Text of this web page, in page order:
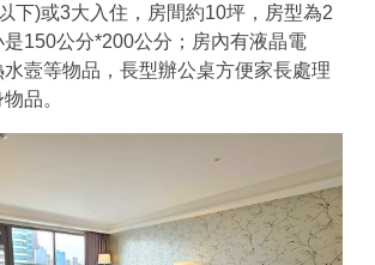
下)或3大入住，房間約10坪，房型為2
150公分*200公分；房內有液晶電
壼等物品，長型辦公桌方便家長處理
品。